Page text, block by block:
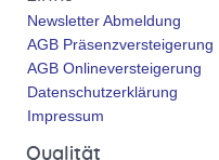
Newsletter Abmeldung
AGB Präsenzversteigerung
AGB Onlineversteigerung
Datenschutzerklärung
Impressum
Qualität